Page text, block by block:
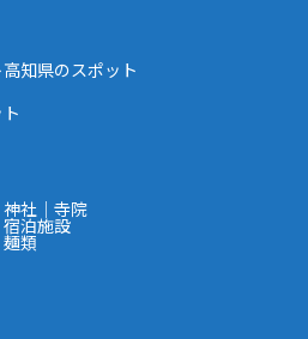
高知県のスポット
神社｜寺院
宿泊施設
麺類